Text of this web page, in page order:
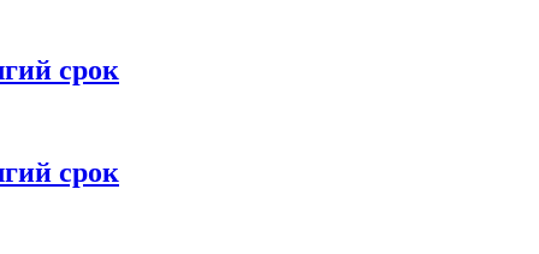
срок
срок